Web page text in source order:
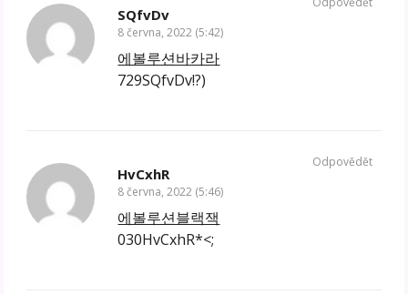
SQfvDv
8 června, 2022 (5:42)
에볼루션바카라
729SQfvDv!?)
HvCxhR
8 června, 2022 (5:46)
에볼루션블랙잭
030HvCxhR*<;
Odpovědět